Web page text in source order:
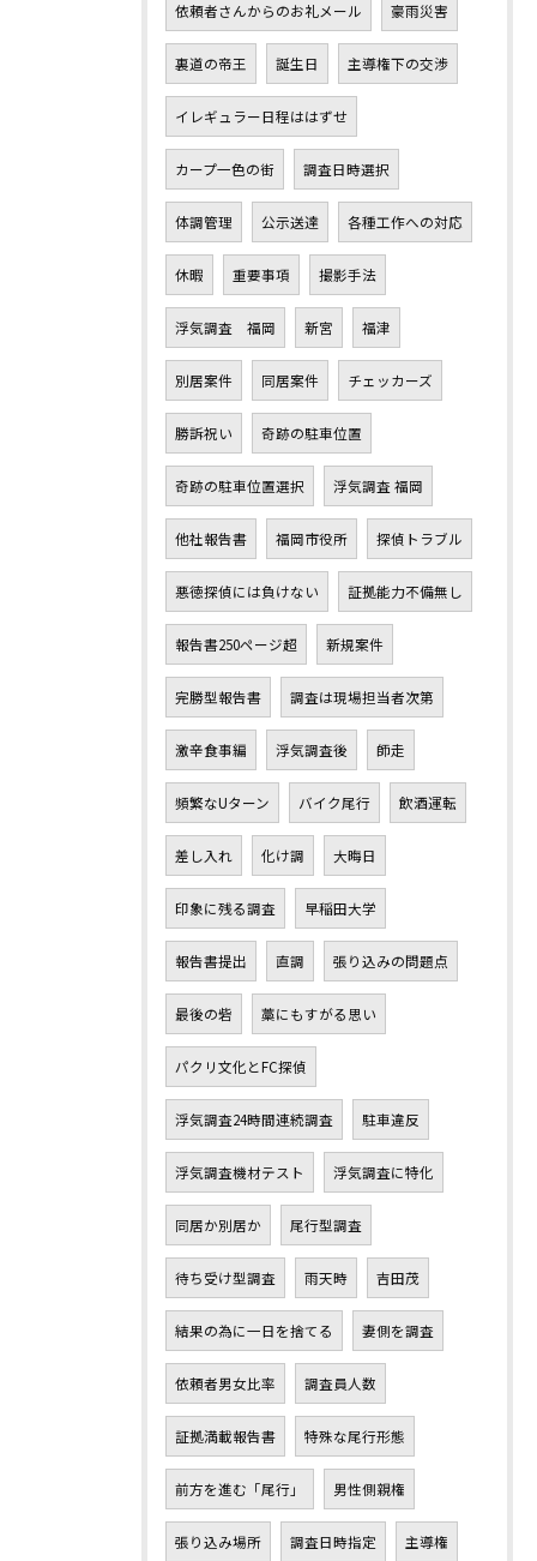
依頼者さんからのお礼メール 豪雨災害
裏道の帝王 誕生日 主導権下の交渉
イレギュラー日程ははずせ
カープ一色の街 調査日時選択
体調管理 公示送達 各種工作への対応
休暇 重要事項 撮影手法
浮気調査 福岡 新宮 福津
別居案件 同居案件 チェッカーズ
勝訴祝い 奇跡の駐車位置
奇跡の駐車位置選択 浮気調査 福岡
他社報告書 福岡市役所 探偵トラブル
悪徳探偵には負けない 証拠能力不備無し
報告書250ページ超 新規案件
完勝型報告書 調査は現場担当者次第
激辛食事編 浮気調査後 師走
頻繁なUターン バイク尾行 飲酒運転
差し入れ 化け調 大晦日
印象に残る調査 早稲田大学
報告書提出 直調 張り込みの問題点
最後の砦 藁にもすがる思い
パクリ文化とFC探偵
浮気調査24時間連続調査 駐車違反
浮気調査機材テスト 浮気調査に特化
同居か別居か 尾行型調査
待ち受け型調査 雨天時 吉田茂
結果の為に一日を捨てる 妻側を調査
依頼者男女比率 調査員人数
証拠満載報告書 特殊な尾行形態
前方を進む「尾行」 男性側親権
張り込み場所 調査日時指定 主導権